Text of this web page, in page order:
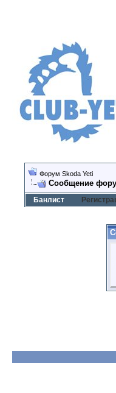
Форум Skoda Yeti
Сообщение
Банлист